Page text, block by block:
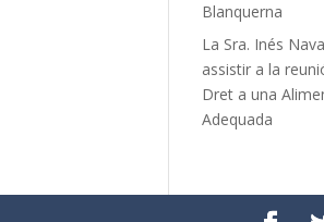
Blanquerna
La Sra. Inés
assistir a la
Dret a una
Adequada